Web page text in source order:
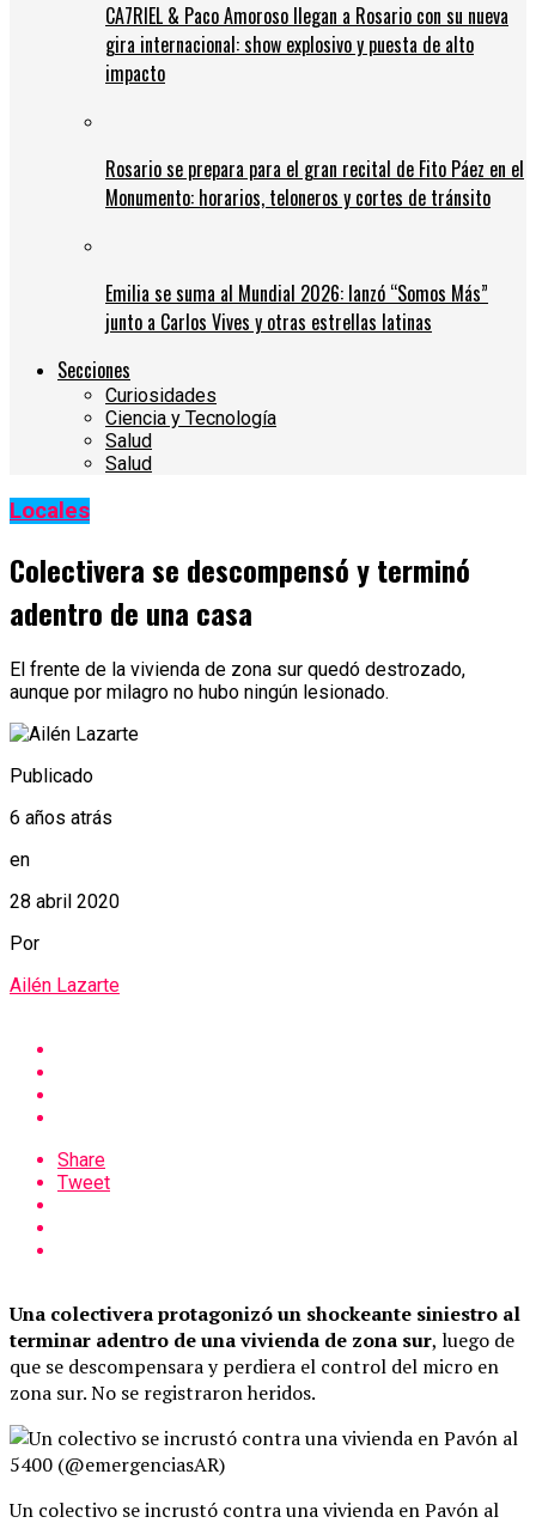
CA7RIEL & Paco Amoroso llegan a Rosario con su nueva
gira internacional: show explosivo y puesta de alto
impacto
Rosario se prepara para el gran recital de Fito Páez en el
Monumento: horarios, teloneros y cortes de tránsito
Emilia se suma al Mundial 2026: lanzó “Somos Más”
junto a Carlos Vives y otras estrellas latinas
Secciones
Curiosidades
Ciencia y Tecnología
Salud
Salud
Locales
Colectivera se descompensó y terminó
adentro de una casa
El frente de la vivienda de zona sur quedó destrozado,
aunque por milagro no hubo ningún lesionado.
Publicado
6 años atrás
en
28 abril 2020
Por
Ailén Lazarte
Share
Tweet
Una colectivera protagonizó un shockeante siniestro al
terminar adentro de una vivienda de zona sur, luego de
que se descompensara y perdiera el control del micro en
zona sur. No se registraron heridos.
Un colectivo se incrustó contra una vivienda en Pavón al